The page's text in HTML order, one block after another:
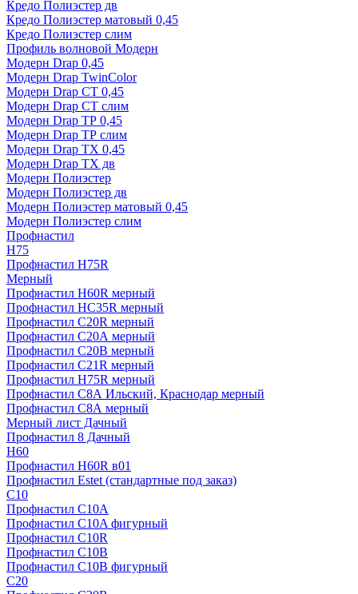
Кредо Полиэстер дв
Кредо Полиэстер матовый 0,45
Кредо Полиэстер слим
Профиль волновой Модерн
Модерн Drap 0,45
Модерн Drap TwinColor
Модерн Drap СТ 0,45
Модерн Drap СТ слим
Модерн Drap ТР 0,45
Модерн Drap ТР слим
Модерн Drap ТХ 0,45
Модерн Drap ТХ дв
Модерн Полиэстер
Модерн Полиэстер дв
Модерн Полиэстер матовый 0,45
Модерн Полиэстер слим
Профнастил
H75
Профнастил H75R
Мерный
Профнастил H60R мерный
Профнастил HC35R мерный
Профнастил С20R мерный
Профнастил С20А мерный
Профнастил С20В мерный
Профнастил С21R мерный
Профнастил Н75R мерный
Профнастил С8А Ильский, Краснодар мерный
Профнастил С8А мерный
Мерный лист Дачный
Профнастил 8 Дачный
Н60
Профнастил H60R в01
Профнастил Estet (стандартные под заказ)
C10
Профнастил С10A
Профнастил С10A фигурный
Профнастил С10R
Профнастил С10В
Профнастил С10В фигурный
C20